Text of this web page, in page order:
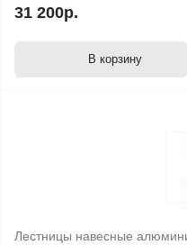
31 200р.
В корзину
Лестницы навесные